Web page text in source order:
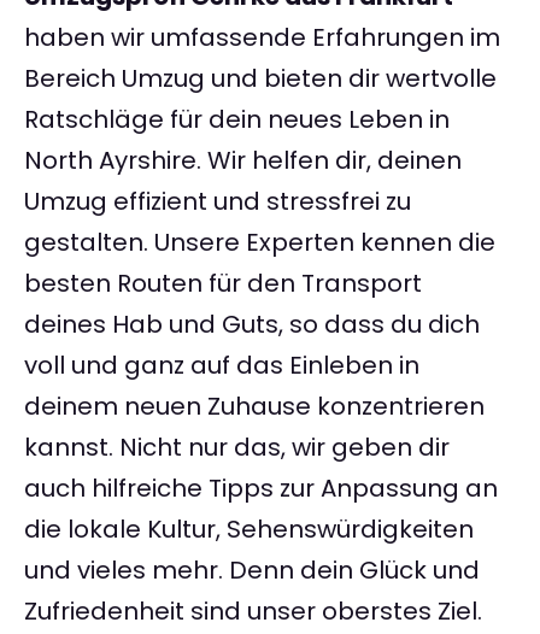
haben wir umfassende Erfahrungen im
Bereich Umzug und bieten dir wertvolle
Ratschläge für dein neues Leben in
North Ayrshire. Wir helfen dir, deinen
Umzug effizient und stressfrei zu
gestalten. Unsere Experten kennen die
besten Routen für den Transport
deines Hab und Guts, so dass du dich
voll und ganz auf das Einleben in
deinem neuen Zuhause konzentrieren
kannst. Nicht nur das, wir geben dir
auch hilfreiche Tipps zur Anpassung an
die lokale Kultur, Sehenswürdigkeiten
und vieles mehr. Denn dein Glück und
Zufriedenheit sind unser oberstes Ziel.